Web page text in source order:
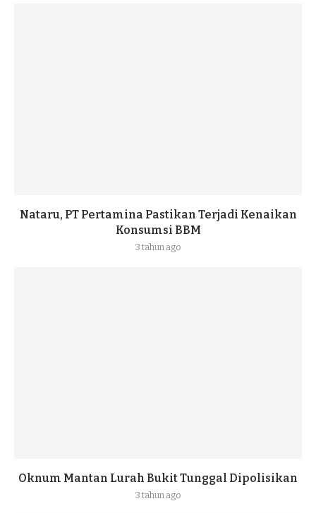
Nataru, PT Pertamina Pastikan Terjadi Kenaikan
Konsumsi BBM
3 tahun ago
Oknum Mantan Lurah Bukit Tunggal Dipolisikan
3 tahun ago